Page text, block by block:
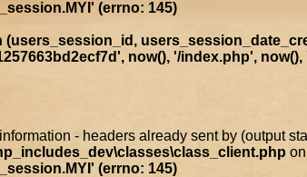
(errno: 145)
(users_session_id,
now(), '/index.php', now(),
- headers already sent by (output
(errno: 145)